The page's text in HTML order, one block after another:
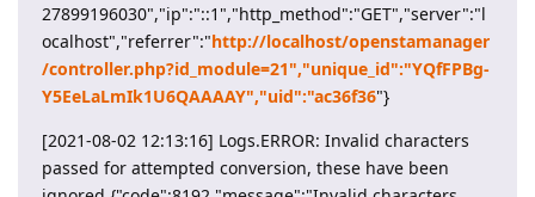
27899196030","ip":"::1","http_method":"GET","server":"l
ocalhost","referrer":"http://localhost/openstamanager
/controller.php?id_module=21","unique_id":"YQfFPBg-
Y5EeLaLmIk1U6QAAAAY","uid":"ac36f36"}
[2021-08-02 12:13:16] Logs.ERROR: Invalid characters
passed for attempted conversion, these have been